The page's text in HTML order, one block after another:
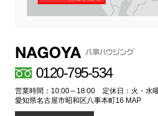
0120-795-534
営業時間：10:00～18:00 定休日：火・水
愛知県名古屋市昭和区八事本町16 MAP